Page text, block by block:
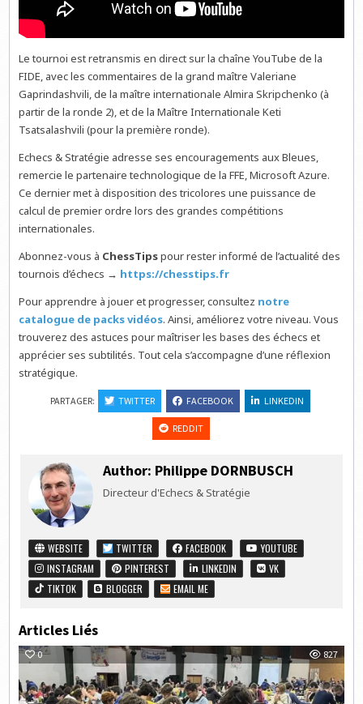
Le tournoi est retransmis en direct sur la chaîne YouTube de la
FIDE, avec les commentaires de la grand maître Valeriane
Gaprindashvili, de la maître internationale Almira Skripchenko (à
partir de la ronde 2), et de la Maître Internationale Keti
Tsatsalashvili (pour la première ronde).
Echecs & Stratégie adresse ses encouragements aux Bleues,
remercie le partenaire technologique de la FFE, Microsoft Azure.
Ce dernier met à disposition des tricolores une puissance de
calcul de premier ordre lors des grandes compétitions
internationales.
Abonnez-vous à ChessTipspour rester informé de l’actualité des
tournois d’échecs → https://chesstips.fr
Pour apprendre à jouer et progresser, consultez notre
catalogue de packs vidéos. Ainsi, améliorez votre niveau. Vous
trouverez des astuces pour maîtriser les bases des échecs et
apprécier ses subtilités. Tout cela s’accompagne d’une réflexion
stratégique.
PARTAGER: TWITTER FACEBOOK LINKEDIN
REDDIT
Author: Philippe DORNBUSCH
Directeur d'Echecs & Stratégie
WEBSITE TWITTER FACEBOOK
YOUTUBE
INSTAGRAM
PINTEREST LINKEDIN
VK
TIKTOK
BLOGGER EMAIL ME
Articles Liés
0 827